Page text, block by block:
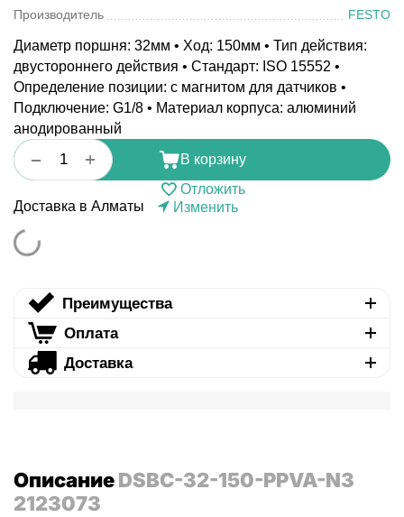
Производитель
FESTO
Диаметр поршня: 32мм • Ход: 150мм • Тип действия:
двустороннего действия • Стандарт: ISO 15552 •
Определение позиции: с магнитом для датчиков •
Подключение: G1/8 • Материал корпуса: алюминий
анодированный
+
−
В корзину
Отложить
Доставка в Алматы
Изменить
Преимущества
Оплата
Доставка
ОписаниеDSBC-32-150-PPVA-N3
2123073